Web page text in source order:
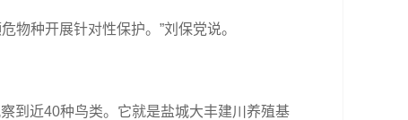
种开展针对性保护。”刘保党说。
到近40种鸟类。它就是盐城大丰建川养殖基